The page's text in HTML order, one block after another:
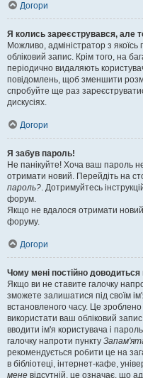
Догори
Я колись зареєструвався, але
Можливо, адміністратор з
обліковий запис. Крім того, на
періодично видаляють
повідомлень, щоб зменшити
спробуйте ще раз
дискусіях.
Догори
Я забув пароль!
Не панікуйте! Хоча ваш пароль
отримати новий. Перейдіть на
пароль?. Дотримуйтесь
форум.
Якщо не вдалося отримати новий
форуму.
Догори
Чому мені постійно доводиться
Якщо ви не ставите галочку
зможете залишатися під своїм
встановленого часу. Це
використати ваш обліковий
вводити ім'я користувача і
галочку напроти пункту
рекомендується робити це на
в бібліотеці, інтернет-кафе,
мене відсутній, це означає, що